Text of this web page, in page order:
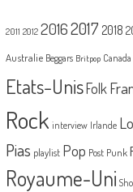
2011 2012 20162017 2018
Australie Beggars Britpop Canada
Etats-UnisFolk
Rock interview Irlande
Pias playlist Pop Post Punk
Royaume-Uni